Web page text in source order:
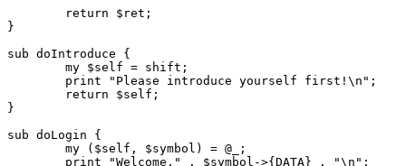
}
sub doIntroduce {
}
sub doLogin {